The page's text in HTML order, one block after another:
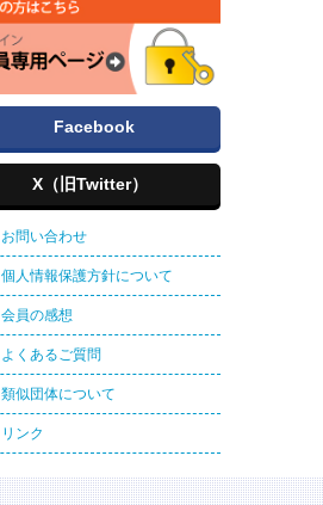
Facebook
X（旧Twitter）
お問い合わせ
個人情報保護方針について
会員の感想
よくあるご質問
類似団体について
リンク